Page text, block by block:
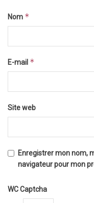
Nom *
E-mail *
Site web
Enregistrer mon nom,
navigateur pour mon
WC Captcha